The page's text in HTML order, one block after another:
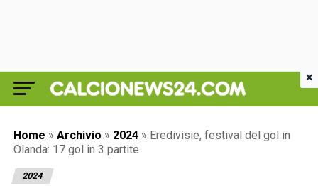
Home » Archivio » 2024 » Eredivisie, festival del gol in
Olanda: 17 gol in 3 partite
2024
×